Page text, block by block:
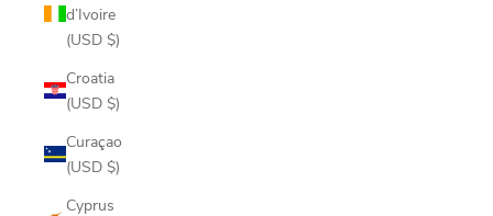
d’Ivoire
(USD $)
Croatia
(USD $)
Curaçao
(USD $)
Cyprus